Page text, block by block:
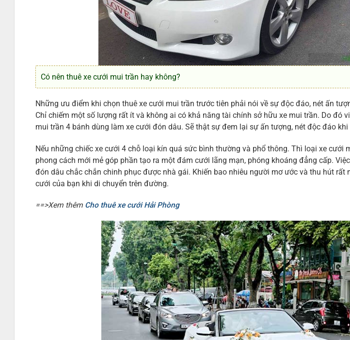
Có nên thuê xe cưới mui trần hay không?
Những ưu điểm khi chọn thuê xe cưới mui trần trước tiên phải nói về sự độc đáo, nét ấn
Chỉ chiếm một số lượng rất ít và không ai có khả năng tài chính sở hữu xe mui trần. Do đó
mui trần 4 bánh dùng làm xe cưới đón dâu. Sẽ thật sự đem lại sự ấn tượng, nét độc đáo
Nếu những chiếc xe cưới 4 chỗ loại kín quá sức bình thường và phổ thông. Thì loại xe cưới
phong cách mới mẻ góp phần tạo ra một đám cưới lãng mạn, phóng khoáng đẳng cấp.
đón dâu chắc chắn chinh phục được nhà gái. Khiến bao nhiêu người mơ ước và thu hút rất
cưới của bạn khi di chuyển trên đường.
==>Xem thêm Cho thuê xe cưới Hải Phòng